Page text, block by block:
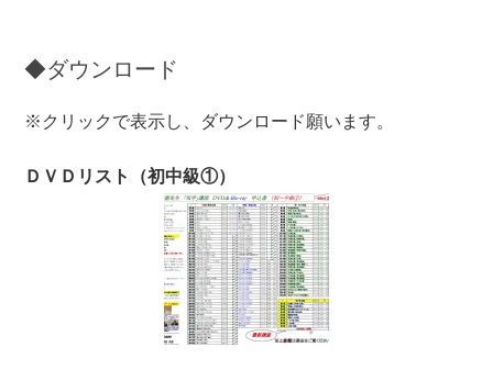
◆ダウンロード
※クリックで表示し、ダウンロード願います。
ＤＶＤリスト（初中級①）